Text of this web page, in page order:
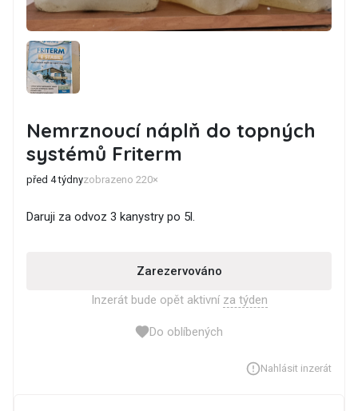
Nemrznoucí náplň do topných
systémů Friterm
před 4 týdnyzobrazeno 220×
Daruji za odvoz 3 kanystry po 5l.
Zarezervováno
Inzerát bude opět aktivní za týden
Do oblíbených
Nahlásit inzerát